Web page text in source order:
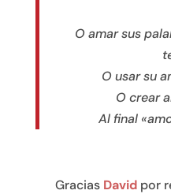
O amar sus
O usar su
O crear
Al final
Gracias David por